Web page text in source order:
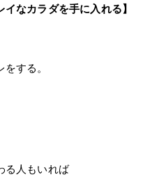
イなカラダを手に入れる】
する。
る人もいれば